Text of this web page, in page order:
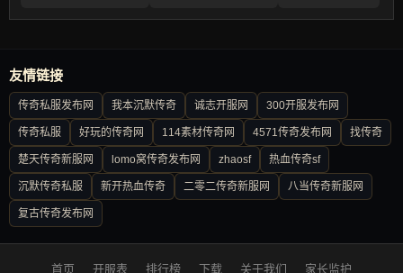
友情链接
传奇私服发布网 我本沉默传奇 诚志开服网 300开服发布网
传奇私服 好玩的传奇网 114素材传奇网 4571传奇发布网 找传奇
楚天传奇新服网 lomo窝传奇发布网 zhaosf 热血传奇sf
沉默传奇私服 新开热血传奇 二零二传奇新服网 八当传奇新服网
复古传奇发布网
首页 开服表 排行榜 下载 关于我们 家长监护